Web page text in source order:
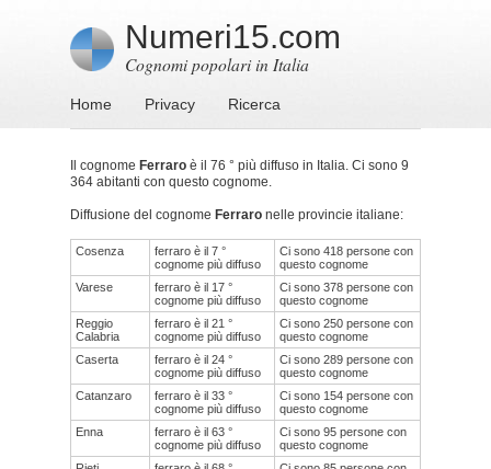
Numeri15.com
Cognomi popolari in Italia
Home Privacy Ricerca
Il cognome Ferraro è il 76 ° più diffuso in Italia. Ci sono 9
364 abitanti con questo cognome.
Diffusione del cognome Ferraro nelle provincie italiane:
Cosenza
ferraro è il 7 °
cognome più diffuso
Ci sono 418 persone con
questo cognome
Varese
ferraro è il 17 °
cognome più diffuso
Ci sono 378 persone con
questo cognome
Reggio
Calabria
ferraro è il 21 °
cognome più diffuso
Ci sono 250 persone con
questo cognome
Caserta
ferraro è il 24 °
cognome più diffuso
Ci sono 289 persone con
questo cognome
Catanzaro
ferraro è il 33 °
cognome più diffuso
Ci sono 154 persone con
questo cognome
Enna
ferraro è il 63 °
cognome più diffuso
Ci sono 95 persone con
questo cognome